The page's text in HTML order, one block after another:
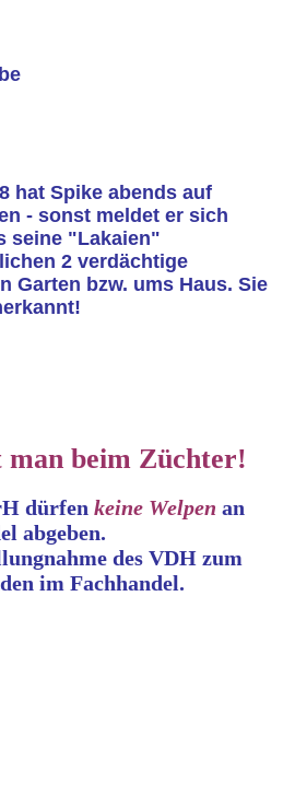
hat Spike abends auf
- sonst meldet er sich
seine "Lakaien"
2 verdächtige
Garten bzw. ums Haus. Sie
man beim Züchter!
dürfen keine Welpen an
abgeben.
des VDH zum
im Fachhandel.